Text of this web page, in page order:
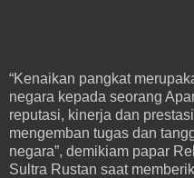
“Kenaikan pangkat
negara kepada seorang
reputasi, kinerja dan
mengemban tugas dan
negara”, demikiam papar
Sultra Rustan saat